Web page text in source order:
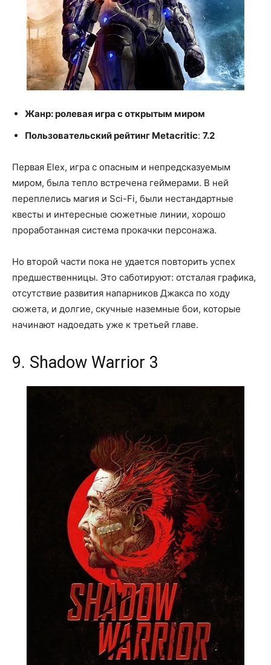
Жанр: ролевая игра с открытым миром
Пользовательский рейтинг Metacritic: 7.2
Первая Elex, игра с опасным и непредсказуемым
миром, была тепло встречена геймерами. В ней
переплелись магия и Sci-Fi, были нестандартные
квесты и интересные сюжетные линии, хорошо
проработанная система прокачки персонажа.
Но второй части пока не удается повторить успех
предшественницы. Это саботируют: отсталая графика,
отсутствие развития напарников Джакса по ходу
сюжета, и долгие, скучные наземные бои, которые
начинают надоедать уже к третьей главе.
9. Shadow Warrior 3